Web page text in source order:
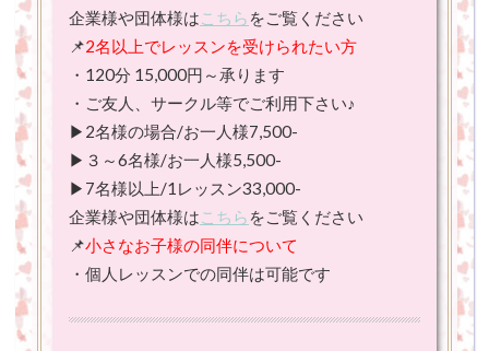
企業様や団体様は こちら をご覧ください
📌2名以上でレッスンを受けられたい方
・120分 15,000円～承ります
・ご友人、サークル等でご利用下さい♪
▶2名様の場合/お一人様7,500-
▶３～6名様/お一人様5,500-
▶7名様以上/1レッスン33,000-
企業様や団体様は こちら をご覧ください
📌小さなお子様の同伴について
・個人レッスンでの同伴は可能です